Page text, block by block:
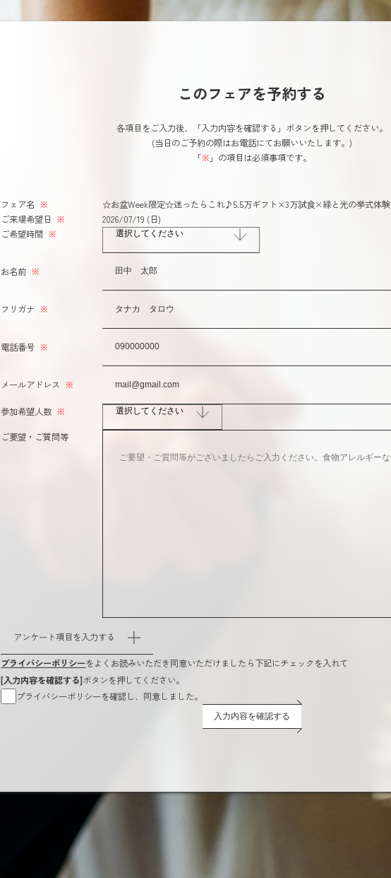
このフェアを予約する
各項目をご入力後、「入力内容を確認する」ボタンを押してください。
(当日のご予約の際はお電話にてお願いいたします。)
「※ 」の項目は必須事項です。
フェア名 ※
☆お盆Week限定☆迷ったらこれ♪5.5万ギフト×3万試食×緑と光の挙式体験
ご来場希望日 ※
2026/07/19 (日)
ご希望時間 ※
お名前 ※
フリガナ ※
電話番号 ※
メールアドレス ※
参加希望人数 ※
ご要望・ご質問等
アンケート項目を入力する
プライバシーポリシーをよくお読みいただき同意いただけましたら下記にチェックを入れて
[入力内容を確認する]ボタンを押してください。
プライバシーポリシーを確認し、同意しました。